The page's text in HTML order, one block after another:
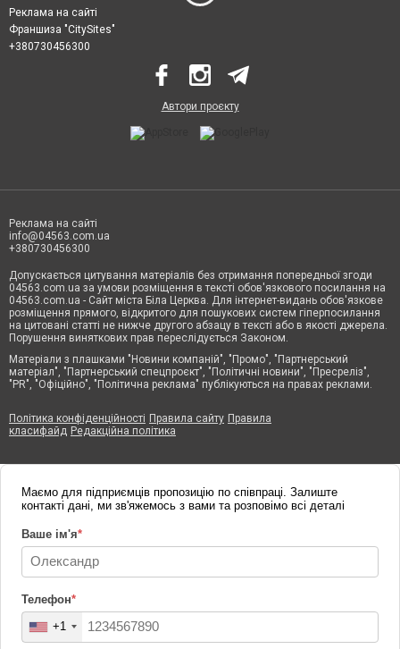
Реклама на сайті
Франшиза "CitySites"
+380730456300
Автори проєкту
Реклама на сайті
info@04563.com.ua
+380730456300
Допускається цитування матеріалів без отримання попередньої згоди
04563.com.ua за умови розміщення в тексті обов'язкового посилання на
04563.com.ua - Сайт міста Біла Церква. Для інтернет-видань обов'язкове
розміщення прямого, відкритого для пошукових систем гіперпосилання
на цитовані статті не нижче другого абзацу в тексті або в якості джерела.
Порушення виняткових прав переслідується Законом.
Матеріали з плашками "Новини компаній", "Промо", "Партнерський
матеріал", "Партнерський спецпроєкт", "Політичні новини", "Пресреліз",
"PR", "Офіційно", "Політична реклама" публікуються на правах реклами.
Політика конфіденційності Правила сайту Правила
класифайд Редакційна політика
Маємо для підприємців пропозицію по співпраці. Залиште
контакті дані, ми зв'яжемось з вами та розповімо всі деталі
Ваше ім'я*
Телефон*
+1